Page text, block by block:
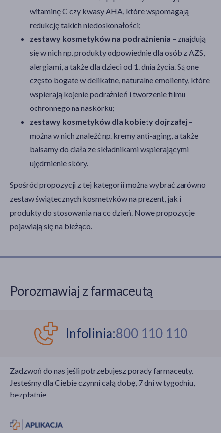
witaminę C czy kwasy AHA, które wspomagają
redukcję takich niedoskonałości;
zestawy kosmetyków na podrażnienia – znajdują
się w nich np. produkty odpowiednie dla osób z AZS,
alergiami, a także dla dzieci od 1. dnia życia. Są one
często bogate w delikatne, naturalne emolienty, które
wspierają kojenie podrażnień i tworzenie filmu
ochronnego na naskórku;
zestawy kosmetyków dla kobiety dojrzałej –
można w nich znaleźć np. kremy anti-aging, a także
balsamy do ciała ze składnikami wspierającymi
ujędrnienie skóry.
Spośród propozycji z tej kategorii można wybrać zarówno
zestaw świątecznych kosmetyków na prezent, jak i
produkty do stosowania na co dzień. Nowe propozycje
pojawiają się na bieżąco.
Porozmawiaj z farmaceutą
Infolinia:800 110 110
Zadzwoń do nas jeśli potrzebujesz porady farmaceuty.
Jesteśmy dla Ciebie czynni całą dobę, 7 dni w tygodniu,
bezpłatnie.